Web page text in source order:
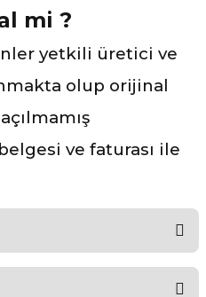
mi ?
yetkili üretici ve
olup orijinal
ve faturası ile